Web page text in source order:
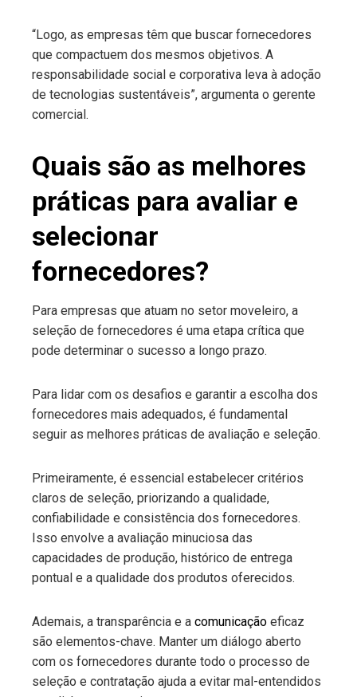
“Logo, as empresas têm que buscar fornecedores
que compactuem dos mesmos objetivos. A
responsabilidade social e corporativa leva à adoção
de tecnologias sustentáveis”, argumenta o gerente
comercial.
Quais são as melhores
práticas para avaliar e
selecionar
fornecedores?
Para empresas que atuam no setor moveleiro, a
seleção de fornecedores é uma etapa crítica que
pode determinar o sucesso a longo prazo.
Para lidar com os desafios e garantir a escolha dos
fornecedores mais adequados, é fundamental
seguir as melhores práticas de avaliação e seleção.
Primeiramente, é essencial estabelecer critérios
claros de seleção, priorizando a qualidade,
confiabilidade e consistência dos fornecedores.
Isso envolve a avaliação minuciosa das
capacidades de produção, histórico de entrega
pontual e a qualidade dos produtos oferecidos.
Ademais, a transparência e a comunicação eficaz
são elementos-chave. Manter um diálogo aberto
com os fornecedores durante todo o processo de
seleção e contratação ajuda a evitar mal-entendidos